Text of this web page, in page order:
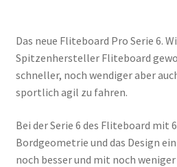
Das neue Fliteboard Pro Serie 6.
Spitzenhersteller Fliteboard
schneller, noch wendiger aber
sportlich agil zu fahren.
Bei der Serie 6 des Fliteboard mit
Bordgeometrie und das Design
noch besser und mit noch